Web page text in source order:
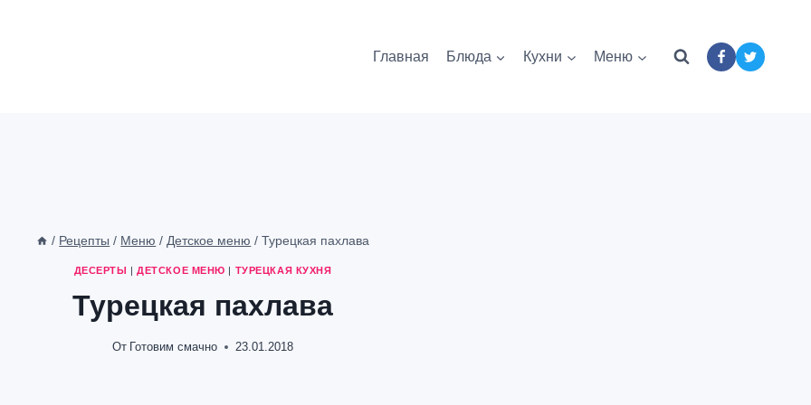
Главная Блюда Кухни Меню
/ Рецепты / Меню / Детское меню / Турецкая пахлава
ДЕСЕРТЫ |ДЕТСКОЕ МЕНЮ | ТУРЕЦКАЯ КУХНЯ
Турецкая пахлава
От Готовим смачно 23.01.2018